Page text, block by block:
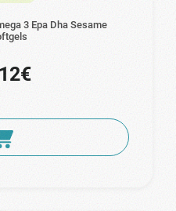
3 Epa Dha Sesame